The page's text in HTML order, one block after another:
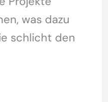
was dazu
schlicht den